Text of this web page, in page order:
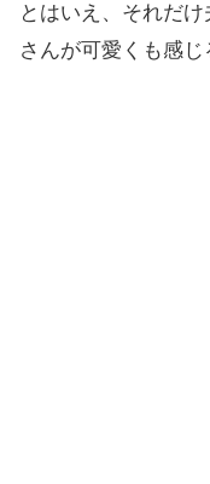
とはいえ、それだ
さんが可愛くも感じ